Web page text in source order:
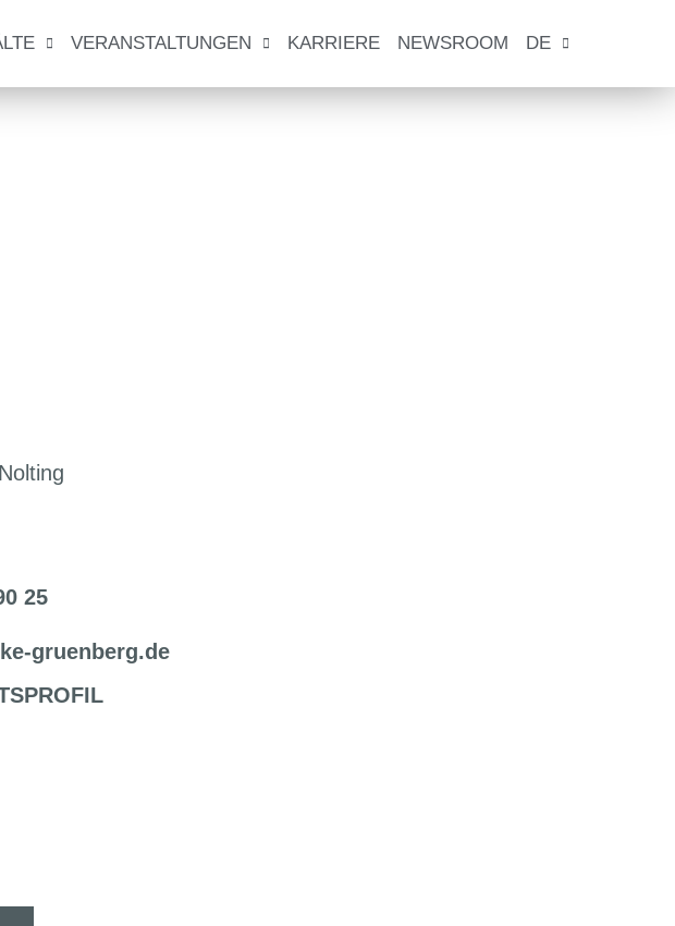
VERANSTALTUNGEN KARRIERE NEWSROOM DE
25
gruenberg.de